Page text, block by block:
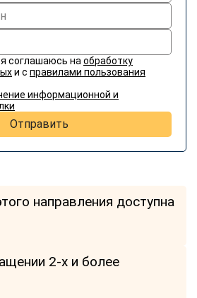
соглашаюсь на обработку
и с правилами пользования
информационной и
Отправить
направления доступна
2-х и более